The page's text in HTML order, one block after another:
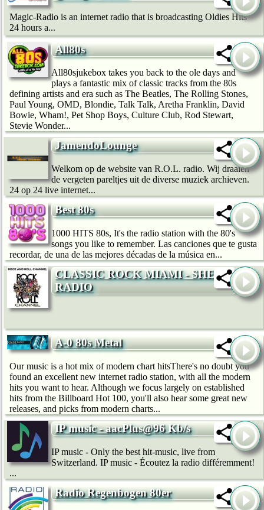
Magic-Radio is an internet radio that is broadcasting Oldies Hits
24 hours a...
All80s
All80sjukebox takes you back to the ole days and
plays a fantastic mix of classic tracks from the 80s
defining artists and era such as The Beatles, The Rolling Stones,
Paul Young, OMD, Blondie, Talk Talk, Aretha Franklin, David
Bowie, Wham!, Pet Shop Boys, Culture Club, Rod Stewart,
Stevie Wonder...
JamendoLounge
Welkom op de website van R.O.L. radio. Wij draaien
de vergeten pareltjes uit de diverse muziek archieven.
24 op 24 live internet...
Best 80s
1000 HITS 80s, It's the radio station with the 80's
songs you like to remember. Las canciones que te gusta
recordar, de una de las mejores décadas de la música en...
CLASSIC ROCK MIAMI - SHE
RADIO
A-0 80s Metal
Our music is a hot mix of modern chart hitsThere's no doubt you
found an excellent new internet radio station, with all the modern
hits you want to hear. Although we focus largely on established
hits from the Billboard Hot 100, you'll also hear some great new
releases, and picks from modern charts...
IP music - aacPlus@96 Kb/s
IP music - Only the best hit-music, live from
Switzerland. IP music - Écoutez la radio différemment!
...
Radio Regenbogen 80er